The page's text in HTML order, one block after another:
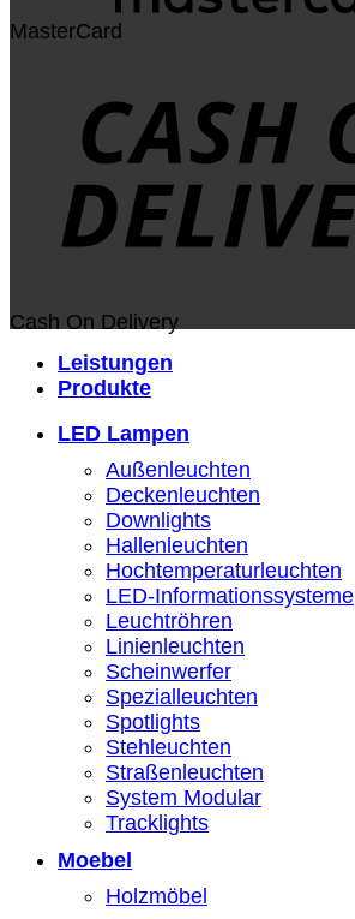
MasterCard
Cash On Delivery
Leistungen
Produkte
LED Lampen
Außenleuchten
Deckenleuchten
Downlights
Hallenleuchten
Hochtemperaturleuchten
LED-Informationssysteme
Leuchtröhren
Linienleuchten
Scheinwerfer
Spezialleuchten
Spotlights
Stehleuchten
Straßenleuchten
System Modular
Tracklights
Moebel
Holzmöbel